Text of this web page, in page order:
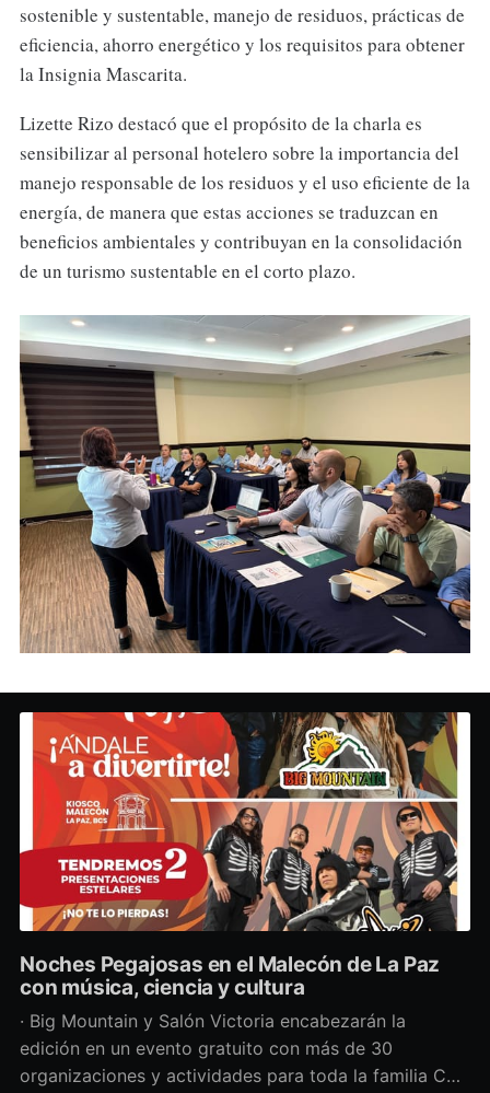
sostenible y sustentable, manejo de residuos, prácticas de
eficiencia, ahorro energético y los requisitos para obtener
la Insignia Mascarita.
Lizette Rizo destacó que el propósito de la charla es
sensibilizar al personal hotelero sobre la importancia del
manejo responsable de los residuos y el uso eficiente de la
energía, de manera que estas acciones se traduzcan en
beneficios ambientales y contribuyan en la consolidación
de un turismo sustentable en el corto plazo.
Noches Pegajosas en el Malecón de La Paz
con música, ciencia y cultura
· Big Mountain y Salón Victoria encabezarán la
edición en un evento gratuito con más de 30
organizaciones y actividades para toda la familia Con